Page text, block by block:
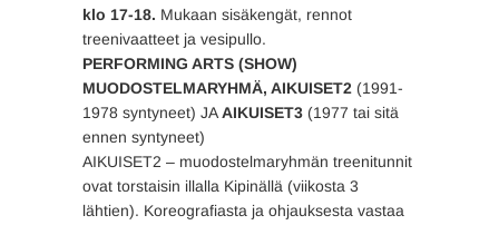
klo 17-18. Mukaan sisäkengät, rennot
treenivaatteet ja vesipullo.
PERFORMING ARTS (SHOW)
MUODOSTELMARYHMÄ, AIKUISET2 (1991-
1978 syntyneet) JA AIKUISET3 (1977 tai sitä
ennen syntyneet)
AIKUISET2 – muodostelmaryhmän treenitunnit
ovat torstaisin illalla Kipinällä (viikosta 3
lähtien). Koreografiasta ja ohjauksesta vastaa